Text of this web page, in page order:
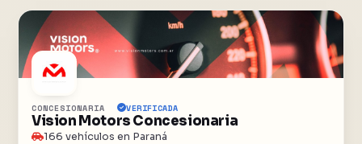
CONCESIONARIA VERIFICADA
Vision Motors Concesionaria
166 vehículos en Paraná